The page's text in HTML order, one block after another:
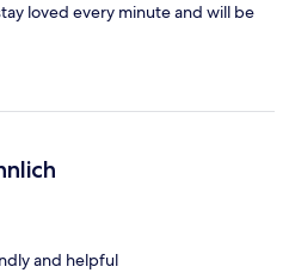
loved every minute and will be
and helpful